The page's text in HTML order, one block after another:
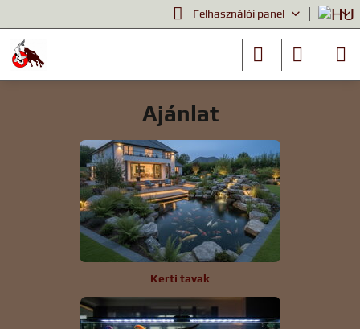
Felhasználói panel
Ajánlat
Kerti tavak